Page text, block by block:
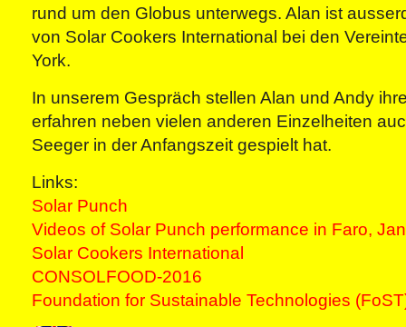
rund um den Globus unterwegs. Alan ist
von Solar Cookers International bei den
York.
In unserem Gespräch stellen Alan und Andy
erfahren neben vielen anderen Einzelheiten
Seeger in der Anfangszeit gespielt hat.
Links:
Solar Punch
Videos of Solar Punch performance in Faro,
Solar Cookers International
CONSOLFOOD-2016
Foundation for Sustainable Technologies